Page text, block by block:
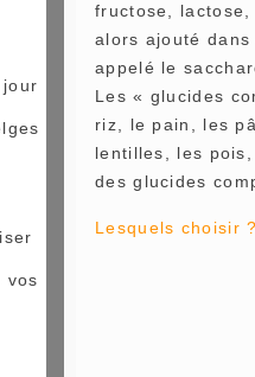
vos
fructose,
alors ajouté
appelé le
Les « glucides
riz, le pain, les
lentilles, les
des glucides
Lesquels choisir ?